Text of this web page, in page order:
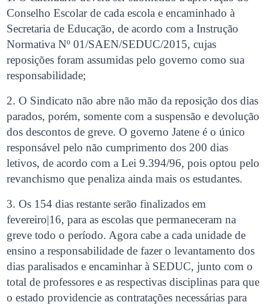
Conselho Escolar de cada escola e encaminhado à
Secretaria de Educação, de acordo com a Instrução
Normativa Nº 01/SAEN/SEDUC/2015, cujas
reposições foram assumidas pelo governo como sua
responsabilidade;
2. O Sindicato não abre não mão da reposição dos dias
parados, porém, somente com a suspensão e devolução
dos descontos de greve. O governo Jatene é o único
responsável pelo não cumprimento dos 200 dias
letivos, de acordo com a Lei 9.394/96, pois optou pelo
revanchismo que penaliza ainda mais os estudantes.
3. Os 154 dias restante serão finalizados em
fevereiro|16, para as escolas que permaneceram na
greve todo o período. Agora cabe a cada unidade de
ensino a responsabilidade de fazer o levantamento dos
dias paralisados e encaminhar à SEDUC, junto com o
total de professores e as respectivas disciplinas para que
o estado providencie as contratações necessárias para